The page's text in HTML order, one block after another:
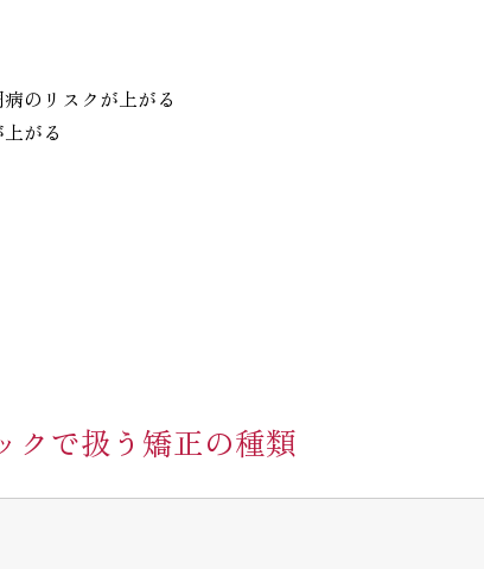
のリスクが上がる
がる
クで扱う矯正の種類